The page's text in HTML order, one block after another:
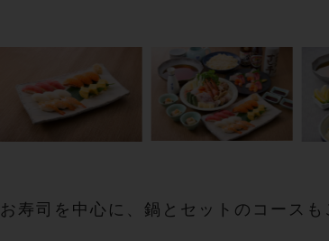
お寿司を中心に、鍋とセットのコース